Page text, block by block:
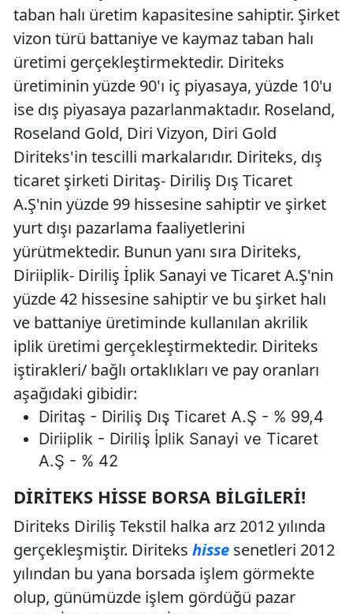
taban halı üretim kapasitesine sahiptir. Şirket
vizon türü battaniye ve kaymaz taban halı
üretimi gerçekleştirmektedir. Diriteks
üretiminin yüzde 90'ı iç piyasaya, yüzde 10'u
ise dış piyasaya pazarlanmaktadır. Roseland,
Roseland Gold, Diri Vizyon, Diri Gold
Diriteks'in tescilli markalarıdır. Diriteks, dış
ticaret şirketi Diritaş- Diriliş Dış Ticaret
A.Ş'nin yüzde 99 hissesine sahiptir ve şirket
yurt dışı pazarlama faaliyetlerini
yürütmektedir. Bunun yanı sıra Diriteks,
Diriiplik- Diriliş İplik Sanayi ve Ticaret A.Ş'nin
yüzde 42 hissesine sahiptir ve bu şirket halı
ve battaniye üretiminde kullanılan akrilik
iplik üretimi gerçekleştirmektedir. Diriteks
iştirakleri/ bağlı ortaklıkları ve pay oranları
aşağıdaki gibidir:
Diritaş - Diriliş Dış Ticaret A.Ş - % 99,4
Diriiplik - Diriliş İplik Sanayi ve Ticaret
A.Ş - % 42
DIRITEKS HISSE BORSA BILGILERI!
Diriteks Diriliş Tekstil halka arz 2012 yılında
gerçekleşmiştir. Diriteks hisse senetleri 2012
yılından bu yana borsada işlem görmekte
olup, günümüzde işlem gördüğü pazar